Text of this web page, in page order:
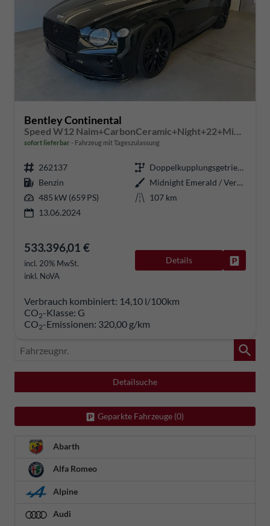
Bentley Continental
sofort lieferbar Fahrzeug mit Tageszulassung
262137
Doppelkupplungsgetriebe (DSG)
Benzin
Midnight Emerald / Verdeck Schwarz
485 kW (659 PS)
107 km
13.06.2024
533.396,01 €
incl. 20% MwSt.
inkl. NoVA
Details
Verbrauch kombiniert: 14,10 l/100km
CO2-Klasse: G
CO2-Emissionen: 320,00 g/km
Fahrzeugnr.
Detailsuche
Geparkte Fahrzeuge (0)
Abarth
Alfa Romeo
Alpine
Audi